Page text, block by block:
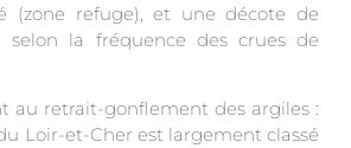
(zone refuge), et une décote de
selon la fréquence des crues de
au retrait-gonflement des argiles :
Loir-et-Cher est largement classé